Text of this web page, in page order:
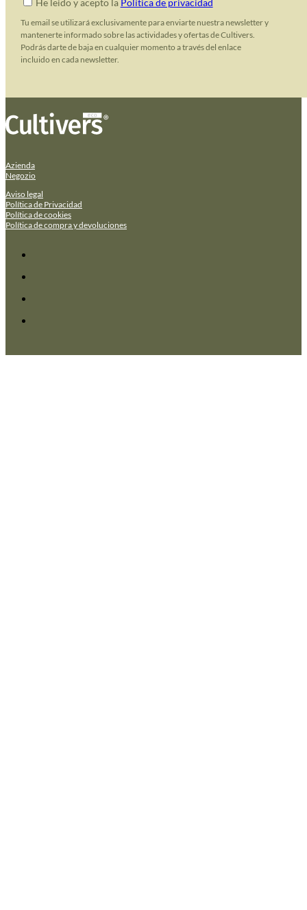
Tu email se utilizará exclusivamente para enviarte nuestra newsletter y
mantenerte informado sobre las actividades y ofertas de Cultivers.
Podrás darte de baja en cualquier momento a través del enlace
incluido en cada newsletter.
Azienda
Negozio
Aviso legal
Política de Privacidad
Política de cookies
Política de compra y devoluciones